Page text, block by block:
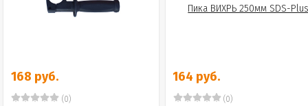
168 руб.
(0)
164 руб.
(0)